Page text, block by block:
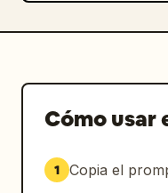
Cómo
1 Copia el